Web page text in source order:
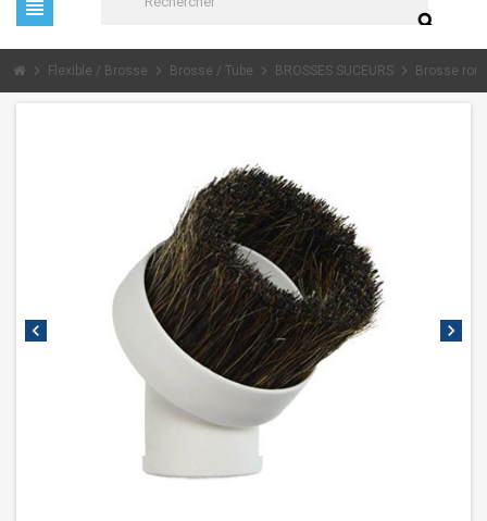
view_headline
search
chevron_right Flexible / Brosse chevron_right Brosse / Tube chevron_right BROSSES SUCEURS chevron_right Brosse
chevron_left chevron_right